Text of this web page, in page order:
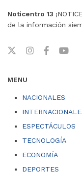
Noticentro 13
de la información
MENU
NACIONALES
ESPECTÁCULOS
TECNOLOGÍA
ECONOMÍA
DEPORTES